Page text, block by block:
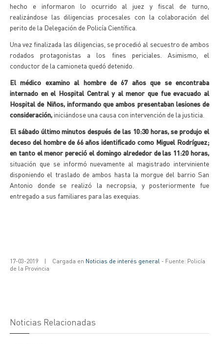
hecho e informaron lo ocurrido al juez y fiscal de turno,
realizándose las diligencias procesales con la colaboración del
perito de la Delegación de Policía Científica.
Una vez finalizada las diligencias, se procedió al secuestro de ambos
rodados protagonistas a los fines periciales. Asimismo, el
conductor de la camioneta quedó detenido.
El médico examino al hombre de 67 años que se encontraba
internado en el Hospital Central y al menor que fue evacuado al
Hospital de Niños, informando que ambos presentaban lesiones de
consideración, iniciándose una causa con intervención de la justicia.
El sábado último minutos después de las 10:30 horas, se produjo el
deceso del hombre de 66 años identificado como Miguel Rodríguez;
en tanto el menor pereció el domingo alrededor de las 11:20 horas,
situación que se informó nuevamente al magistrado interviniente
disponiendo el traslado de ambos hasta la morgue del barrio San
Antonio donde se realizó la necropsia, y posteriormente fue
entregado a sus familiares para las exequias.
17-03-2019 | Cargada en Noticias de interés general - Fuente: Policía
de la Provincia
Noticias Relacionadas